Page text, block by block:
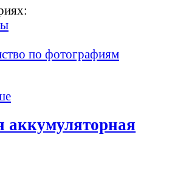
по фотографиям
аккумуляторная